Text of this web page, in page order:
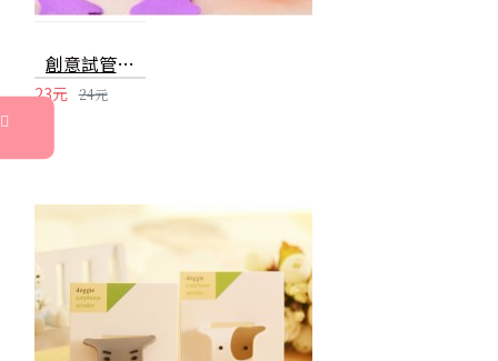
創意試管造型香皂花片 簡約造型香皂花瓣
23元 24元